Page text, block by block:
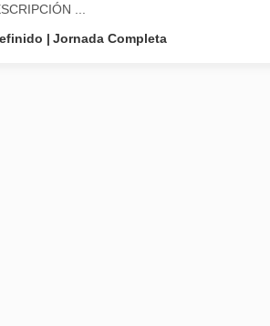
...
Jornada Completa